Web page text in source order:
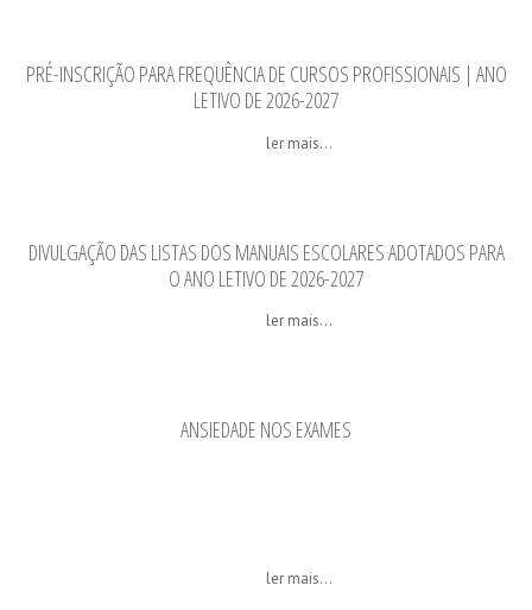
PRÉ-INSCRIÇÃO PARA FREQUÊNCIA DE CURSOS PROFISSIONAIS | ANO
LETIVO DE 2026-2027
ler mais...
DIVULGAÇÃO DAS LISTAS DOS MANUAIS ESCOLARES ADOTADOS PARA
O ANO LETIVO DE 2026-2027
ler mais...
ANSIEDADE NOS EXAMES
ler mais...